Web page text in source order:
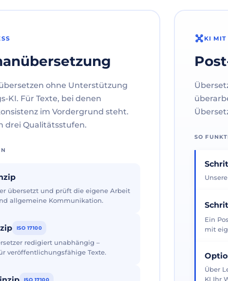
ohne Unterstützung
KI. Für Texte, bei denen
im Vordergrund steht.
drei Qualitätsstufen.
übersetzt und prüft die eigene Arbeit
allgemeine Kommunikation.
ISO 17100
redigiert unabhängig –
veröffentlichungsfähige Texte.
ISO 17100
KI MIT
SO
Ein
mit
Über
KI Ihr